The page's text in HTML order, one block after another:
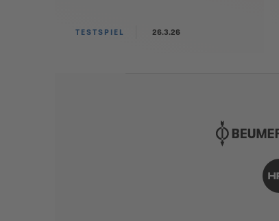
TESTSPIEL 26.3.26